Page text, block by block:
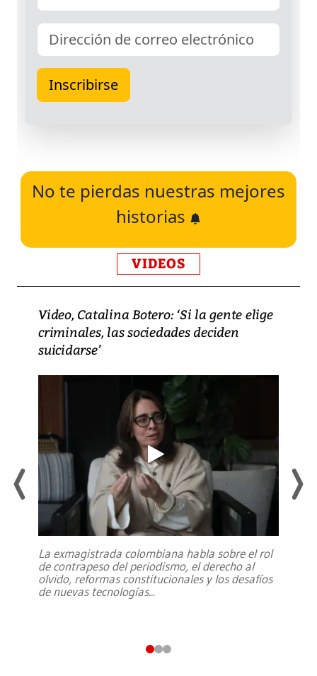
No te pierdas nuestras mejores
historias
VIDEOS
Video, Catalina Botero: ‘Si la gente elige
criminales, las sociedades deciden
suicidarse’
La exmagistrada colombiana habla sobre el rol
de contrapeso del periodismo, el derecho al
olvido, reformas constitucionales y los desafíos
de nuevas tecnologías...